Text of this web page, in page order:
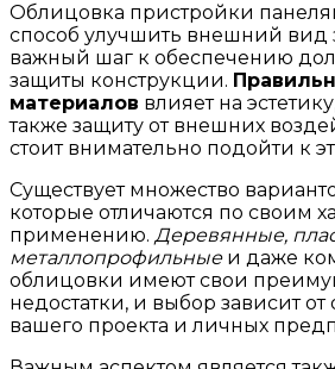
Облицовка пристройки
способ улучшить внешний вид
важный шаг к обеспечению
защиты конструкции.
материалов влияет на
также защиту от внешних
стоит внимательно подойти к
Существует множество
которые отличаются по своим
применению. Деревянные,
металлопрофильныеи даже
облицовки имеют свои
недостатки, и выбор зависит от
вашего проекта и личных